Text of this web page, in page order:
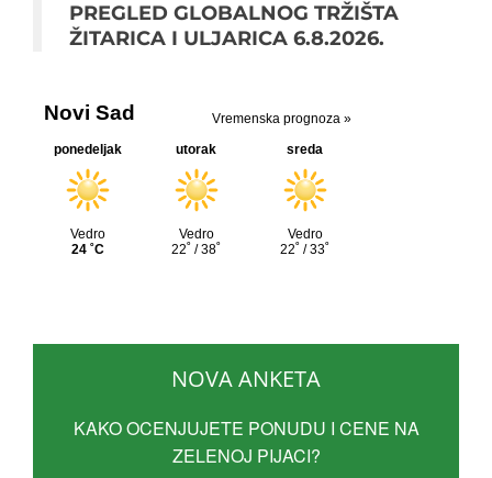
PREGLED GLOBALNOG TRŽIŠTA
ŽITARICA I ULJARICA 6.8.2026.
NOVA ANKETA
KAKO OCENJUJETE PONUDU I CENE NA
ZELENOJ PIJACI?